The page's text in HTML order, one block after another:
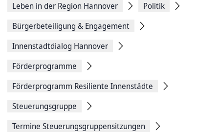
teilen
Seitenlink
Seite
Leben in der Region Hannover
Politik
Bürgerbeteiligung & Engagement
Innenstadtdialog Hannover
Förderprogramme
Förderprogramm Resiliente Innenstädte
Steuerungsgruppe
Termine Steuerungsgruppensitzungen